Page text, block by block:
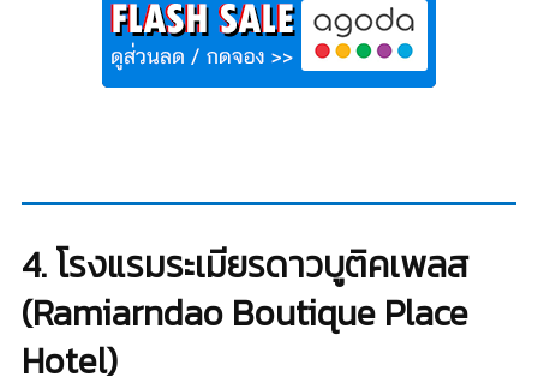
4. โรงแรมระเมียรดาวบูติคเพลส
(Ramiarndao Boutique Place
Hotel)